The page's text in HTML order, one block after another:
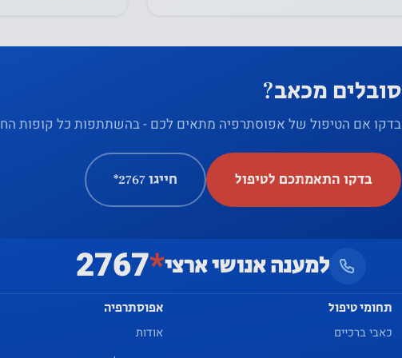
סובלים מכאב?
בדקו אם הטיפול של אפוסתרפיה מתאים לכם - בהשתתפות כל קופות
בדקו התאמתכם לטיפול חייגו ‎*2767
למענה אנושי ארצי*
2767
תחומי טיפול
כאבי ברכיים
אפוסתרפיה
אודות
המשתמש
שהאתר
שלנו יתפקד
בצורה
ביותר
במהלך
ביקורך. אם
תסרב
לעוגיות אלו,
פונקציונליות